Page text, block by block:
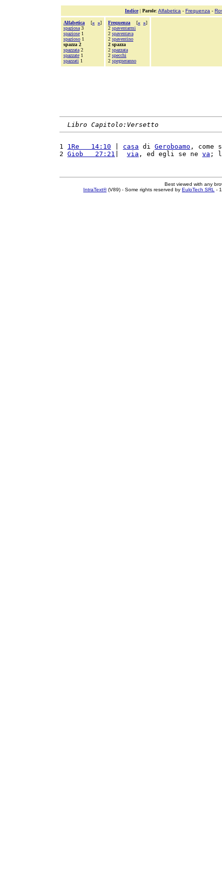
Indice| Parole: Alfabetica - Frequenza -
Alfabetica [« »]
spaziosa 3
spaziose 1
spazioso 1
spazza 2
spazzata 2
spazzate 1
spazzati 1
Frequenza [« »]
2 spaventarmi
2 spaventava
2 spaventino
2 spazza
2 spazzata
2 specchi
2 spegneranno
Libro Capitolo:Versetto
1 1Re   14:10 casa di Geroboamo , come
2 Giob   27:21 via , ed egli se ne va ;
Best viewed with any
IntraText®(V89) - Some rights reserved by EuloTech SRL -